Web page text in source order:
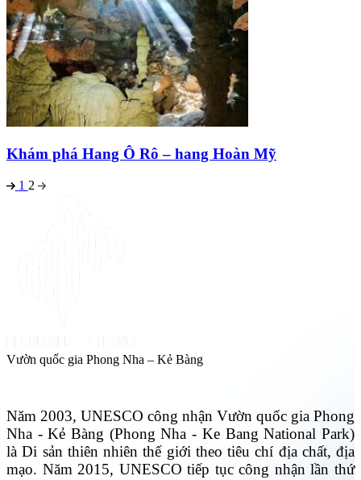
Khám phá Hang Ô Rô – hang Hoàn Mỹ
1 2
Vườn quốc gia Phong Nha – Kẻ Bàng
Năm 2003, UNESCO công nhận Vườn quốc gia Phong
Nha - Kẻ Bàng (Phong Nha - Ke Bang National Park)
là Di sản thiên nhiên thế giới theo tiêu chí địa chất, địa
mạo. Năm 2015, UNESCO tiếp tục công nhận lần thứ